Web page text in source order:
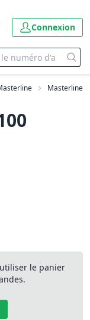
Connexion
Masterline
le panier